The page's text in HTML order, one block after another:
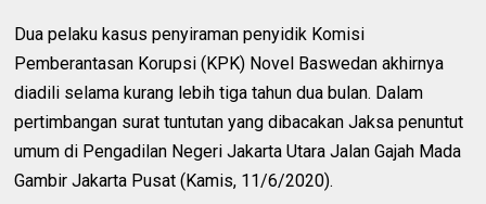
Dua pelaku kasus penyiraman penyidik Komisi
Pemberantasan Korupsi (KPK) Novel Baswedan akhirnya
diadili selama kurang lebih tiga tahun dua bulan. Dalam
pertimbangan surat tuntutan yang dibacakan Jaksa penuntut
umum di Pengadilan Negeri Jakarta Utara Jalan Gajah Mada
Gambir Jakarta Pusat (Kamis, 11/6/2020).